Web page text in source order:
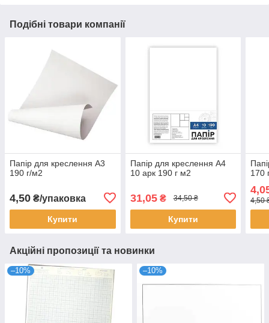
Подібні товари компанії
Папір для креслення А3
190 г/м2
4,50 ₴/упаковка
Купити
Папір для креслення А4
10 арк 190 г м2
31,05₴ 34,50 ₴
Купити
170
4,50
Акційні пропозиції та новинки
–10% –10%